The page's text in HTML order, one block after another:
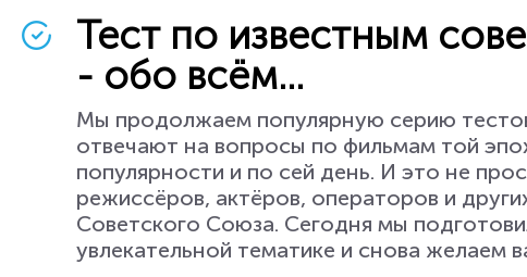
Тест по известным
- обо всём...
Мы продолжаем популярную серию
отвечают на вопросы по фильмам той
популярности и по сей день. И это не
режиссёров, актёров, операторов и
Советского Союза. Сегодня мы
увлекательной тематике и снова желаем